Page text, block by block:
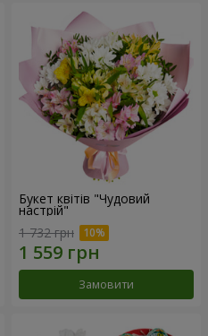
Букет квітів "Чудовий
настрій"
1 732 грн
Замовити